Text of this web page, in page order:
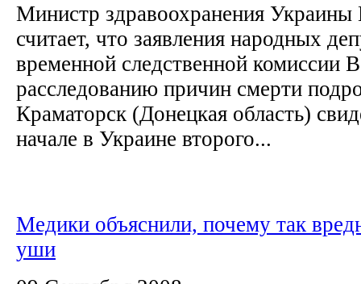
Министр здравоохранения Украины
считает, что заявления народных
временной следственной комиссии
расследованию причин смерти
Краматорск (Донецкая область)
начале в Украине второго...
Медики объяснили, почему так
уши